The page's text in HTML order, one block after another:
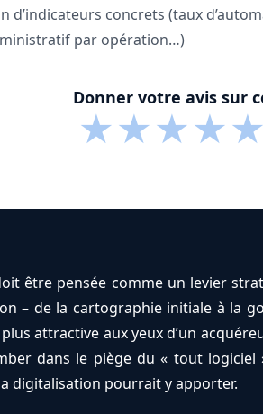
d’indicateurs concrets (taux
par opération…)
Donner votre avis sur
★★★★★
être pensée comme un levier
– de la cartographie initiale à la
attractive aux yeux d’un
dans le piège du « tout
digitalisation pourrait y apporter.